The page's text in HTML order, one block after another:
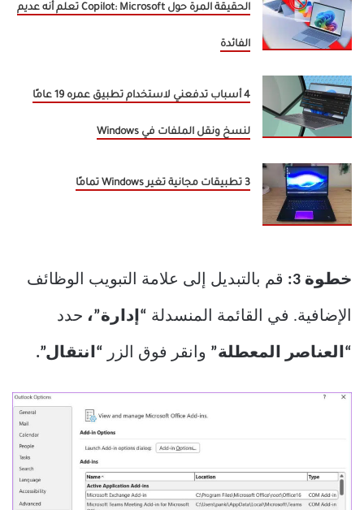
الحقيقة المرة حول Copilot: Microsoft تعلم أنه عديم
الفائدة
4 أسباب تدفعني لاستخدام تطبيق عمره 19 عامًا
لنسخ ونقل الملفات في Windows
3 تطبيقات مجانية تغير Windows تمامًا
خطوة 3: قم بالتبديل إلى علامة التبويب الوظائف
الإضافية. في القائمة المنسدلة “إدارة”، حدد
“العناصر المعطلة” وانقر فوق الزر “انتقال”.